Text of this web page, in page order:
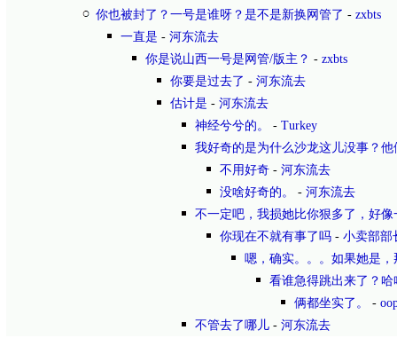
你也被封了？一号是谁呀？是不是新换网管了 - zxbts
一直是 - 河东流去
你是说山西一号是网管/版主？ - zxbts
你要是过去了 - 河东流去
估计是 - 河东流去
神经兮兮的。
- Turkey
我好奇的是为什么沙龙这儿没事？他
不用好奇 - 河东流去
没啥好奇的。
- 河东流去
不一定吧，我损她比你狠多了，好像
你现在不就有事了吗 - 小卖部部
嗯，确实。。。如果她是，
看谁急得跳出来了？
俩都坐实了。
-
不管去了哪儿 - 河东流去